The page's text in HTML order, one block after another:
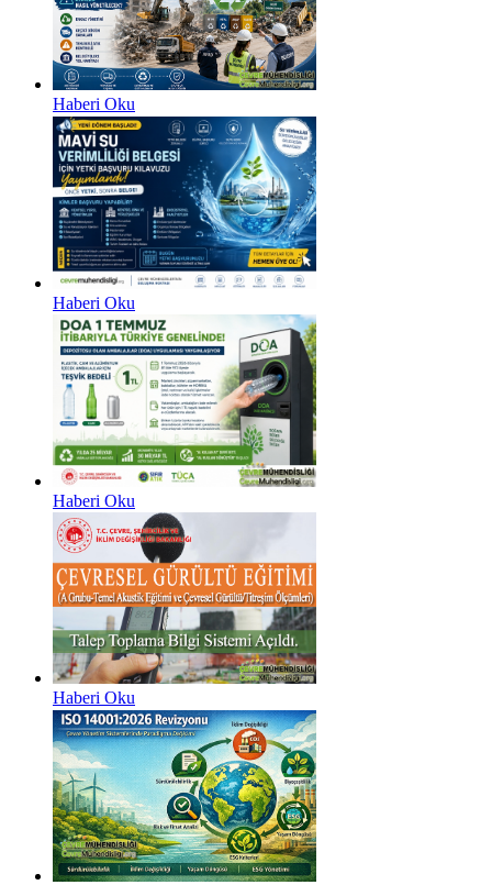
Haberi Oku
Haberi Oku
Haberi Oku
Haberi Oku